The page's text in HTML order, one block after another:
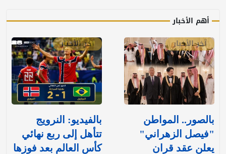
أهم الأخبار
آخر الأخبار
بالصور.. المواطن
"فيصل الزهراني"
يعلن عقد قران
آخر الأخبار
بالفيديو: ‏النرويج
تتأهل إلى ربع نهائي
كأس العالم بعد فوزها